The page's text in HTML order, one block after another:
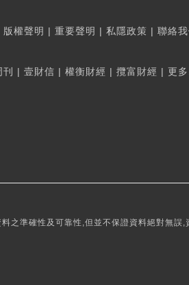
版權聲明 | 重要聲明 | 私隱政策 | 聯絡
| 壹財信 | 權衡財經 | 攬富財經 | 更
之準確性及可靠性,但並不保證資料絕對無誤,